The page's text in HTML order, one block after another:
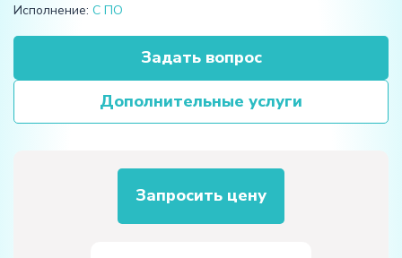
Исполнение: С ПО
Задать вопрос
Дополнительные услуги
Запросить цену